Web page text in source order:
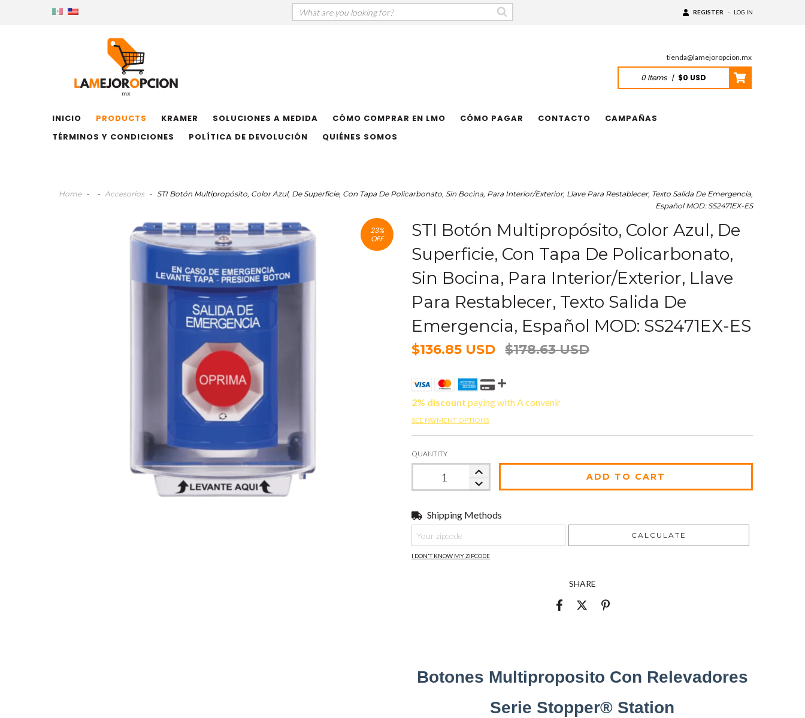
REGISTER - LOG IN
tienda@lamejoropcion.mx
0Items | $0 USD
INICIO PRODUCTS KRAMER SOLUCIONES A MEDIDA CÓMO COMPRAR EN LMO CÓMO PAGAR CONTACTO
CAMPAÑAS
TÉRMINOS Y CONDICIONES
POLÍTICA DE DEVOLUCIÓN QUIÉNES SOMOS
Home - - Accesorios - STI Botón Multipropósito, Color Azul, De Superficie, Con Tapa De Policarbonato, Sin Bocina, Para Interior/Exterior, Llave Para Restablecer, Texto Salida De Emergencia,
Español MOD: SS2471EX-ES
23%
OFF
STI Botón Multipropósito, Color Azul, De
Superficie, Con Tapa De Policarbonato,
Sin Bocina, Para Interior/Exterior, Llave
Para Restablecer, Texto Salida De
Emergencia, Español MOD: SS2471EX-ES
$136.85 USD $178.63 USD
2% discount paying with A convenir
SEE PAYMENT OPTIONS
QUANTITY
Shipping for zipcode:
Shipping Methods
CALCULATE
I DON'T KNOW MY ZIPCODE
SHARE
Botones Multiproposito Con Relevadores
Serie Stopper® Station